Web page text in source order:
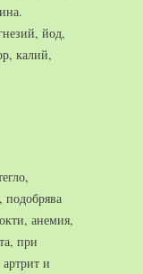
йод,
калий,
подобрява
анемия,
при
и